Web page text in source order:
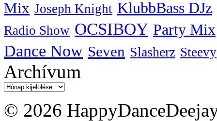
Mix Joseph Knight KlubbBass DJz
Radio Show OCSIBOY Party Mix
Dance Now Seven Slasherz Steevy
Archívum
Archívum
© 2026